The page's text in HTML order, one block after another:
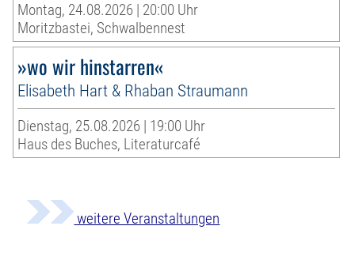
Montag, 24.08.2026 | 20:00 Uhr
Moritzbastei, Schwalbennest
»wo wir hinstarren«
Elisabeth Hart & Rhaban Straumann
Dienstag, 25.08.2026 | 19:00 Uhr
Haus des Buches, Literaturcafé
weitere Veranstaltungen